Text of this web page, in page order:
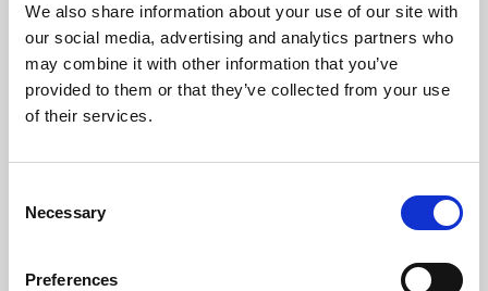
We also share information about your use of our site with
our social media, advertising and analytics partners who
may combine it with other information that you’ve
provided to them or that they’ve collected from your use
of their services.
Selection
Necessary
Preferences
rédigé par John Maynard Keynes, un des
économistes les plus influents du XXe siècle. Le
texte date de 1930, période marquée par la
Grande Dépression. L’histoire ne se répète pas,
mais elle rime.
La situation économique dans laquelle nous
gravité de la Grande Dépression des années